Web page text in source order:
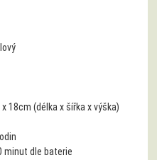
18cm (délka x šířka x výška)
minut dle baterie